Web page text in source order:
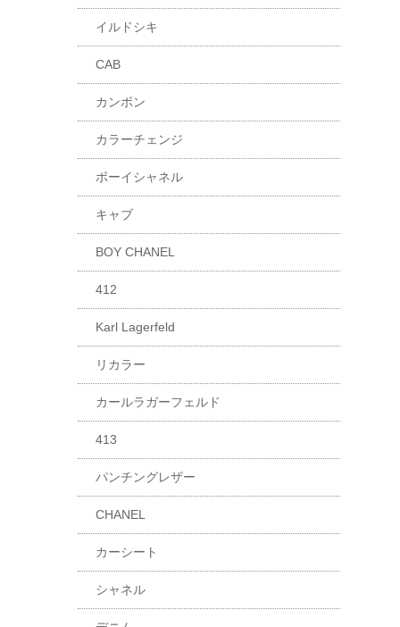
イルドシキ
CAB
カンボン
カラーチェンジ
ボーイシャネル
キャブ
BOY CHANEL
412
Karl Lagerfeld
リカラー
カールラガーフェルド
413
パンチングレザー
CHANEL
カーシート
シャネル